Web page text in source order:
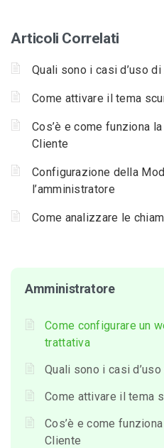
Articoli Correlati
Quali sono i casi d’uso
Come attivare il tema
Cos’è e come funziona
Cliente
Configurazione della
l’amministratore
Come analizzare le
Amministratore
Come configurare un
trattativa
Quali sono i casi
Come attivare il tema
Cos’è e come
Cliente